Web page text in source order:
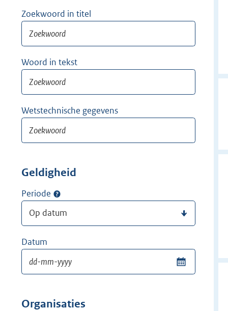
Zoekwoord in titel
Woord in tekst
Wetstechnische gegevens
Geldigheid
Periode
Datum
Organisaties